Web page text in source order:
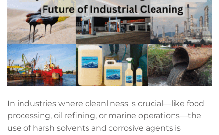
In industries where cleanliness is crucial—like food
processing, oil refining, or marine operations—the
use of harsh solvents and corrosive agents is